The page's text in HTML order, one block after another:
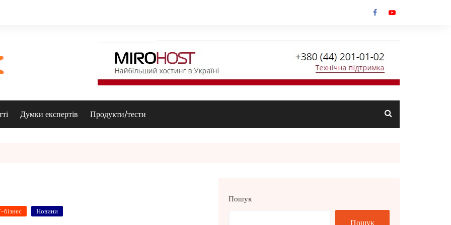
Думки експертів Продукти/тести
бізнес Новини
Пошук
Пошук